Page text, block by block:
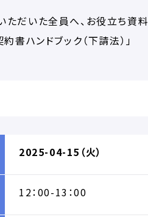
だいた全員へ、お役立ち資料
書ハンドブック（下請法）」
2025-04-15（火）
12：00-13：00